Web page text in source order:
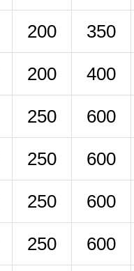
200 350
200 400
250 600
250 600
250 600
250 600